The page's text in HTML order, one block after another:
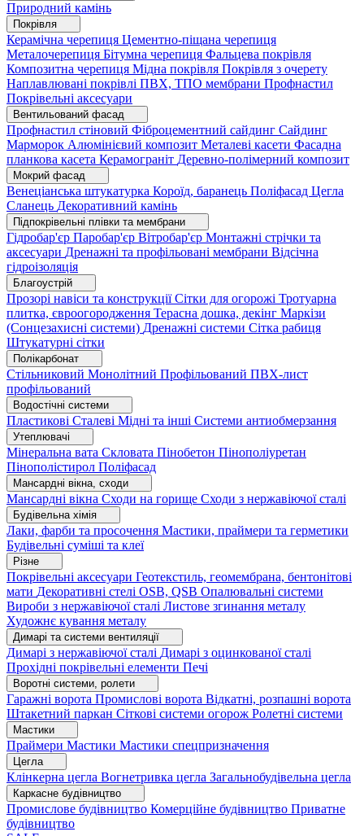
Природний камінь
Покрівля
Керамічна черепиця Цементно-піщана черепиця
Металочерепиця Бітумна черепиця Фальцева покрівля
Композитна черепиця Мідна покрівля Покрівля з очерету
Наплавлювані покрівлі ПВХ, ТПО мембрани Профнастил
Покрівельні аксесуари
Вентильований фасад
Профнастил стіновий Фіброцементний сайдинг Сайдинг
Марморок Алюмінієвий композит Металеві касети Фасадна
планкова касета Керамограніт Деревно-полімерний композит
Мокрий фасад
Венеціанська штукатурка Короїд, баранець Поліфасад Цегла
Сланець Декоративний камінь
Підпокрівельні плівки та мембрани
Гідробар'єр Паробар'єр Вітробар'єр Монтажні стрічки та
аксесуари Дренажні та профільовані мембрани Відсічна
гідроізоляція
Благоустрій
Прозорі навіси та конструкціїСітки для огорожі Тротуарна
плитка, євроогородження Терасна дошка, декінг Маркізи
(Сонцезахисні системи) Дренажні системи Сітка рабиця
Штукатурні сітки
Полікарбонат
Стільниковий Монолітний Профільований ПВХ-лист
профільований
Водостічні системи
Пластикові Сталеві Мідні та інші Системи антиобмерзання
Утеплювачі
Мінеральна вата Скловата Пінобетон Пінополіуретан
Пінополістирол Поліфасад
Мансардні вікна, сходи
Мансардні вікна Сходи на горище Сходи з нержавіючої сталі
Будівельна хімія
Лаки, фарби та просочення Мастики, праймери та герметики
Будівельні суміші та клеї
Різне
Покрівельні аксесуари Геотекстиль, геомембрана, бентонітові
мати Декоративні стелі OSB, QSB Опалювальні системи
Вироби з нержавіючої сталі Листове згинання металу
Художнє кування металу
Димарі та системи вентиляції
Димарі з нержавіючої сталі Димарі з оцинкованої сталі
Прохідні покрівельні елементи Печі
Воротні системи, ролети
Гаражні ворота Промислові ворота Відкатні, розпашні ворота
Штакетний паркан Сіткові системи огорож Ролетні системи
Мастики
Праймери Мастики Мастики спецпризначення
Цегла
Клінкерна цегла Вогнетривка цегла Загальнобудівельна цегла
Каркасне будівництво
Промислове будівництво Комерційне будівництво Приватне
будівництво